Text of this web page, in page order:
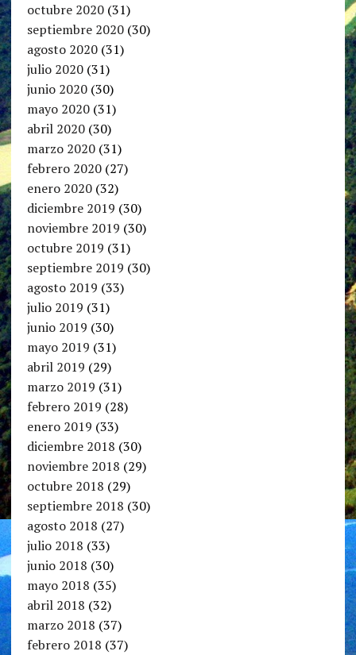
octubre 2020(31)
septiembre 2020(30)
agosto 2020(31)
julio 2020(31)
junio 2020(30)
mayo 2020(31)
abril 2020(30)
marzo 2020(31)
febrero 2020(27)
enero 2020(32)
diciembre 2019 (30)
noviembre 2019 (30)
octubre 2019 (31)
septiembre 2019 (30)
agosto 2019 (33)
julio 2019 (31)
junio 2019 (30)
mayo 2019 (31)
abril 2019 (29)
marzo 2019 (31)
febrero 2019 (28)
enero 2019 (33)
diciembre 2018 (30)
noviembre 2018 (29)
octubre 2018 (29)
septiembre 2018 (30)
agosto 2018 (27)
julio 2018 (33)
junio 2018 (30)
mayo 2018 (35)
abril 2018 (32)
marzo 2018 (37)
febrero 2018 (37)